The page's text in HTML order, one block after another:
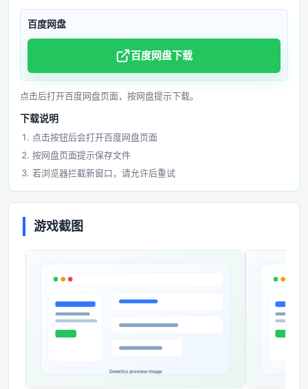
百度网盘
百度网盘下载
点击后打开百度网盘页面，按网盘提示下载。
下载说明
点击按钮后会打开百度网盘页面
按网盘页面提示保存文件
若浏览器拦截新窗口，请允许后重试
游戏截图